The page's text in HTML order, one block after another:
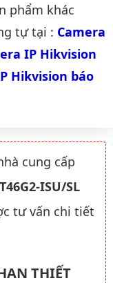
phẩm khác
tự tại : Camera
IP Hikvision
Hikvision báo
cung cấp
ISU/SL
tư vấn chi tiết
THIẾT